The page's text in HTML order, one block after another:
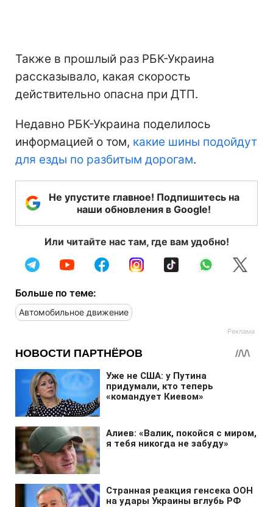
Также в прошлый раз РБК-Украина
рассказывало, какая скорость
действительно опасна при ДТП.
Недавно РБК-Украина поделилось
информацией о том, какие шины подойдут
для езды по разбитым дорогам.
Не упустите главное! Подпишитесь на
наши обновления в Google!
Или читайте нас там, где вам удобно!
Больше по теме:
Автомобильное движение